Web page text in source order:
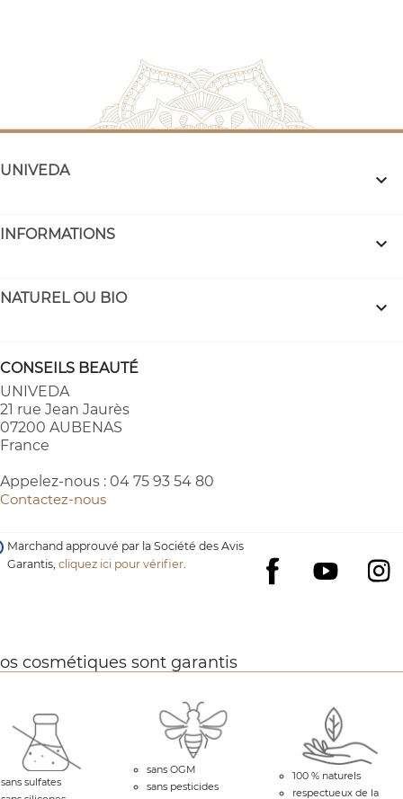
UNIVEDA 
INFORMATIONS 
NATUREL OU BIO 
CONSEILS BEAUTÉ
UNIVEDA
21 rue Jean Jaurès
07200 AUBENAS
France
Appelez-nous : 04 75 93 54 80
Contactez-nous
Facebook
YouTube
Marchand approuvé par la Société des Avis
Garantis,cliquez ici pour vérifier.
cosmétiques sont garantis
sans sulfates
sans OGM
sans pesticides
100 % naturels
respectueux de la